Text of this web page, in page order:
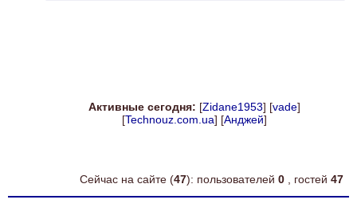
Активные сегодня: [Zidane1953] [vade]
[Technouz.com.ua] [Анджей]
Сейчас на сайте (47): пользователей 0 , гостей 47